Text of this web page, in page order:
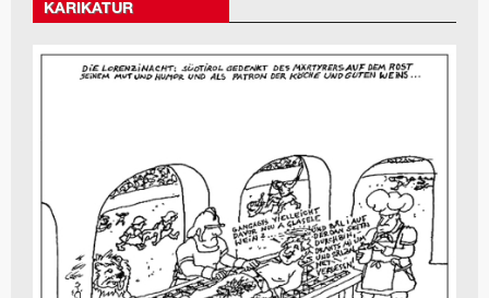
KARIKATUR